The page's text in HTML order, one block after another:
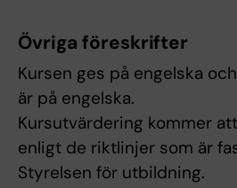
Övriga föreskrifter
Kursen ges på engelska
är på engelska.
Kursutvärdering kommer
enligt de riktlinjer som är
Styrelsen för utbildning.